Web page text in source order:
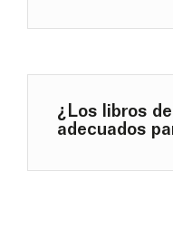
¿Los libros
adecuados